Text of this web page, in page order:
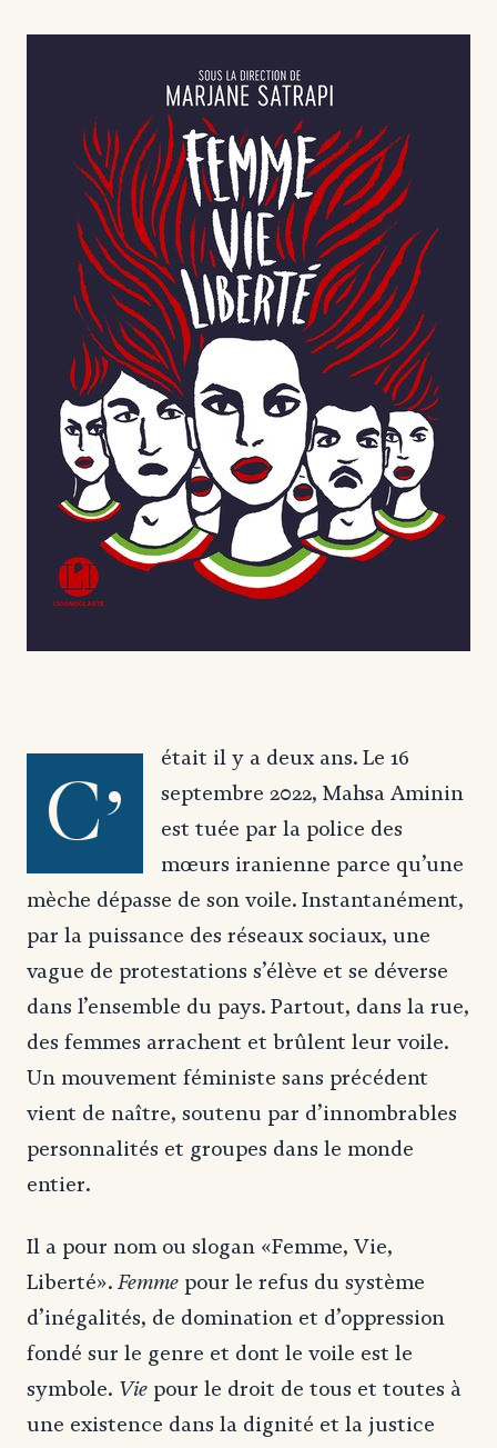
C’
était il y a deux ans. Le 16
septembre 2022, Mahsa Aminin
est tuée par la police des
mœurs iranienne parce qu’une
mèche dépasse de son voile. Instantanément,
par la puissance des réseaux sociaux, une
vague de protestations s’élève et se déverse
dans l’ensemble du pays. Partout, dans la rue,
des femmes arrachent et brûlent leur voile.
Un mouvement féministe sans précédent
vient de naître, soutenu par d’innombrables
personnalités et groupes dans le monde
entier.
Il a pour nom ou slogan «Femme, Vie,
Liberté». Femme pour le refus du système
d’inégalités, de domination et d’oppression
fondé sur le genre et dont le voile est le
symbole. Vie pour le droit de tous et toutes à
une existence dans la dignité et la justice